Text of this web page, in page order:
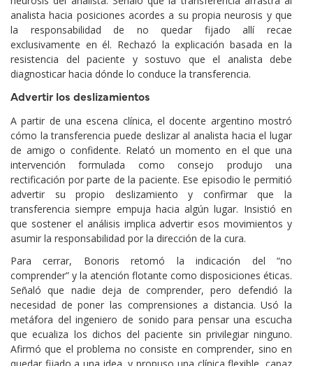
analista hacia posiciones acordes a su propia neurosis y que
la responsabilidad de no quedar fijado allí recae
exclusivamente en él. Rechazó la explicación basada en la
resistencia del paciente y sostuvo que el analista debe
diagnosticar hacia dónde lo conduce la transferencia.
Advertir los deslizamientos
A partir de una escena clínica, el docente argentino mostró
cómo la transferencia puede deslizar al analista hacia el lugar
de amigo o confidente. Relató un momento en el que una
intervención formulada como consejo produjo una
rectificación por parte de la paciente. Ese episodio le permitió
advertir su propio deslizamiento y confirmar que la
transferencia siempre empuja hacia algún lugar. Insistió en
que sostener el análisis implica advertir esos movimientos y
asumir la responsabilidad por la dirección de la cura.
Para cerrar, Bonoris retomó la indicación del “no
comprender” y la atención flotante como disposiciones éticas.
Señaló que nadie deja de comprender, pero defendió la
necesidad de poner las comprensiones a distancia. Usó la
metáfora del ingeniero de sonido para pensar una escucha
que ecualiza los dichos del paciente sin privilegiar ninguno.
Afirmó que el problema no consiste en comprender, sino en